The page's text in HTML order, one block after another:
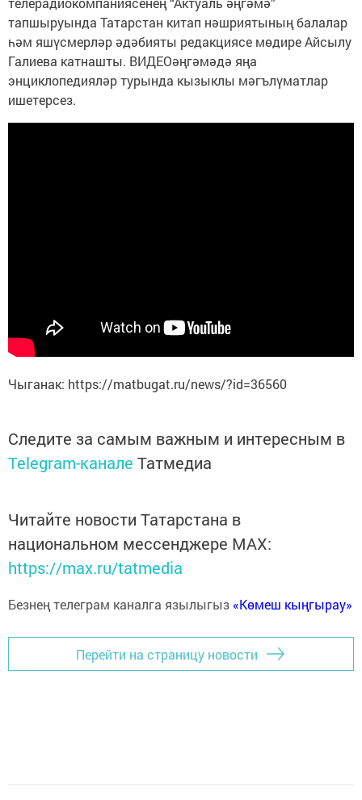
тапшыруында Татарстан китап нәшриятының балалар
һәм яшүсмерләр әдәбияты редакциясе мөдире Айсылу
Галиева катнашты. ВИДЕОәңгәмәдә яңа
энциклопедияләр турында кызыклы мәгълүматлар
ишетерсез.
Чыганак: https://matbugat.ru/news/?id=36560
Следите за самым важным и интересным в
Telegram-канале Татмедиа
Читайте новости Татарстана в
национальном мессенджере MАХ:
https://max.ru/tatmedia
Безнең телеграм каналга язылыгыз «Көмеш кыңгырау»
Перейти на страницу новости